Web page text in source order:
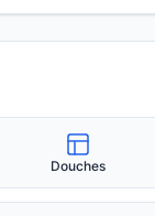
Douches